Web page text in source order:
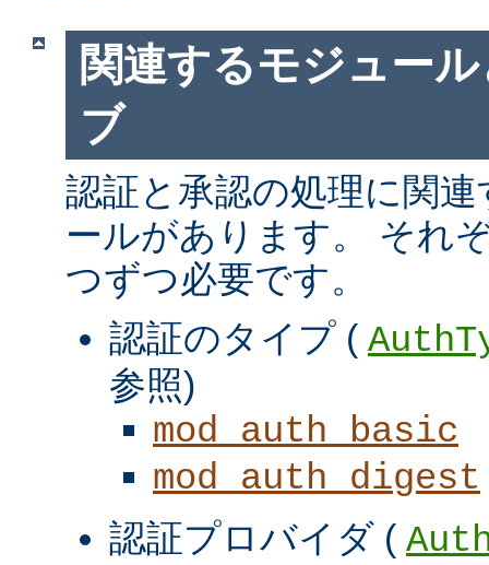
関連するモジュー
ブ
認証と承認の処理に関
ールがあります。 それ
つずつ必要です。
認証のタイプ (
参照)
mod_auth_basic
mod_auth_digest
認証プロバイダ (